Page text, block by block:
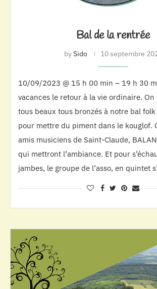
Bal de la rentrée
bySido 10 septembre
10/09/2023 @ 15 h 00 min – 19 h 30
vacances le retour à la vie ordinaire. On
tous beaux tous bronzés à notre bal
pour mettre du piment dans le kouglof.
amis musiciens de Saint-Claude,
qui mettront l’ambiance. Et pour
jambes, le groupe de l’asso, en quintet